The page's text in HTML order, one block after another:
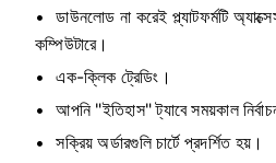
ডাউনলোড না করেই প্ল্যাটফর্মটি
কম্পিউটারে।
এক-ক্লিক ট্রেডিং।
আপনি "ইতিহাস" ট্যাবে সময়কাল
সক্রিয় অর্ডারগুলি চার্টে প্রদর্শিত হয়।